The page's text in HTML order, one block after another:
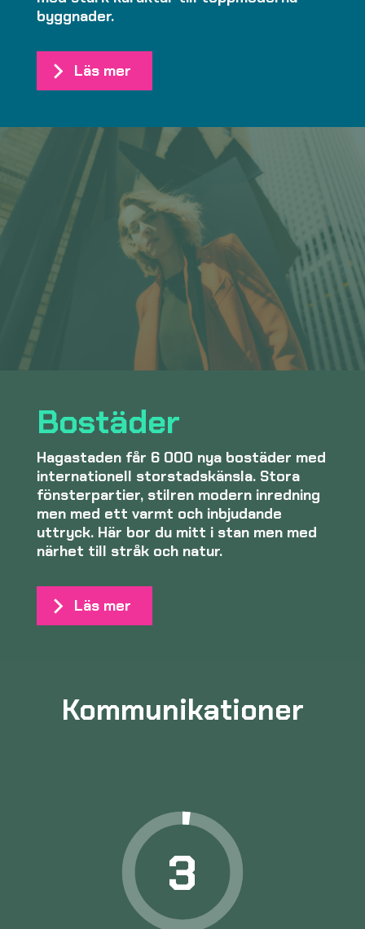
byggnader.
Läs mer
Bostäder
Hagastaden får 6 000 nya bostäder med
internationell storstadskänsla. Stora
fönsterpartier, stilren modern inredning
men med ett varmt och inbjudande
uttryck. Här bor du mitt i stan men med
närhet till stråk och natur.
Läs mer
Kommunikationer
3